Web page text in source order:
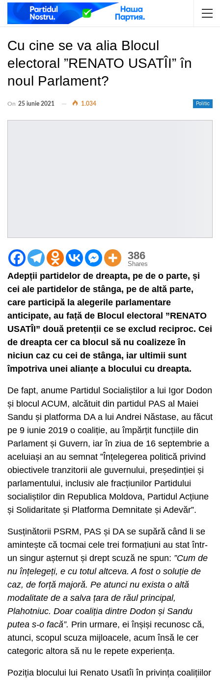
Cu cine se va alia Blocul
electoral ”RENATO USATÎI” în
noul Parlament?
Politic
On 25 iunie 2021 1.034
386
Shares
Adepții partidelor de dreapta, pe de o parte, și
cei ale partidelor de stânga, pe de altă parte,
care participă la alegerile parlamentare
anticipate, au față de Blocul electoral ”RENATO
USATÎI” două pretenții ce se exclud reciproc. Cei
de dreapta cer ca blocul să nu coalizeze în
niciun caz cu cei de stânga, iar ultimii sunt
împotriva unei alianțe a blocului cu dreapta.
De fapt, anume Partidul Socialiștilor a lui Igor Dodon
și blocul ACUM, alcătuit din partidul PAS al Maiei
Sandu și platforma DA a lui Andrei Năstase, au făcut
pe 9 iunie 2019 o coaliție, au împărțit funcțiile din
Parlament și Guvern, iar în ziua de 16 septembrie a
aceluiași an au semnat ”Înțelegerea politică privind
obiectivele tranzitorii ale guvernului, președinției și
parlamentului, inclusiv ale fracțiunilor Partidului
socialiștilor din Republica Moldova, Partidul Acțiune
și Solidaritate și Platforma Demnitate și Adevăr”.
Susținătorii PSRM, PAS și DA se supără când li se
amintește că tocmai cele trei formațiuni au stat într-
un singur așternut și drept scuză ne spun: ”Cum de
nu înțelegeți, e cu totul altceva. A fost o soluție de
caz, de forță majoră. Pe atunci nu exista o altă
modalitate de a salva țara de răul principal,
Plahotniuc. Doar coaliția dintre Dodon și Sandu
putea s-o facă”. Prin urmare, ei înșiși recunosc că,
atunci, scopul scuza mijloacele, acum însă le cer
categoric altora să nu le repete experiența.
Poziția blocului lui Renato Usatîi în privința coalițiilor